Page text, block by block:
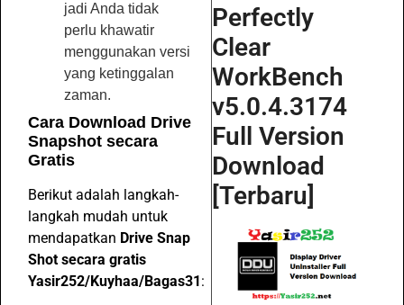
jadi Anda tidak
perlu khawatir
menggunakan versi
yang ketinggalan
zaman.
Cara Download Drive
Snapshot secara
Gratis
Berikut adalah langkah-
langkah mudah untuk
mendapatkan Drive Snap
Shot secara gratis
Yasir252/Kuyhaa/Bagas31 :
Perfectly
Clear
WorkBench
v5.0.4.3174
Full Version
Download
[Terbaru]